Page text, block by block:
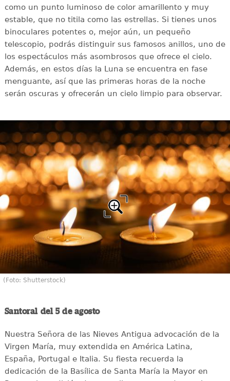
como un punto luminoso de color amarillento y muy
estable, que no titila como las estrellas. Si tienes unos
binoculares potentes o, mejor aún, un pequeño
telescopio, podrás distinguir sus famosos anillos, uno de
los espectáculos más asombrosos que ofrece el cielo.
Además, en estos días la Luna se encuentra en fase
menguante, así que las primeras horas de la noche
serán oscuras y ofrecerán un cielo limpio para observar.
(Foto: Shutterstock)
Santoral del 5 de agosto
Nuestra Señora de las Nieves Antigua advocación de la
Virgen María, muy extendida en América Latina,
España, Portugal e Italia. Su fiesta recuerda la
dedicación de la Basílica de Santa María la Mayor en